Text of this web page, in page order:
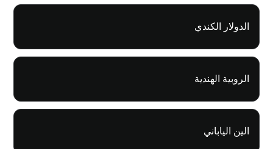
الدولار الكندي
الروبية الهندية
الين الياباني